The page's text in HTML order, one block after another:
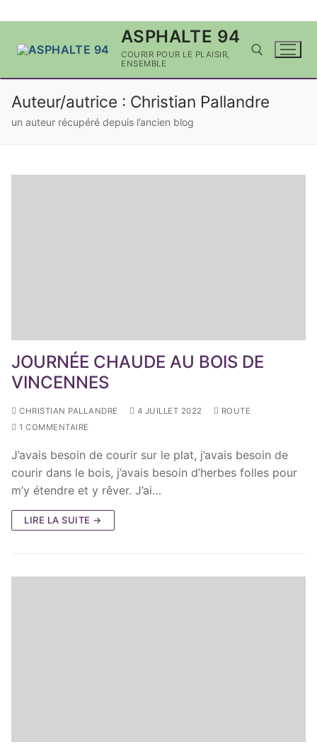
ASPHALTE 94
COURIR POUR LE PLAISIR,
ENSEMBLE
Rechercher :
Auteur/autrice : Christian Pallandre
un auteur récupéré depuis l’ancien blog
JOURNÉE CHAUDE AU BOIS DE
VINCENNES
CHRISTIAN PALLANDRE 4 JUILLET 2022
ROUTE
1 COMMENTAIRE
J’avais besoin de courir sur le plat, j’avais besoin de
courir dans le bois, j’avais besoin d’herbes folles pour
m’y étendre et y rêver. J’ai…
LIRE LA SUITE →